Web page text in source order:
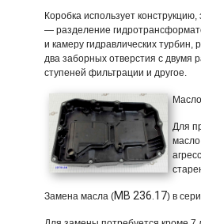
Коробка использует
— разделение
и камеру гидравлических
два заборных отверстия с
ступеней фильтрации и другое.
Для
Замена масла (MB 236.17) в